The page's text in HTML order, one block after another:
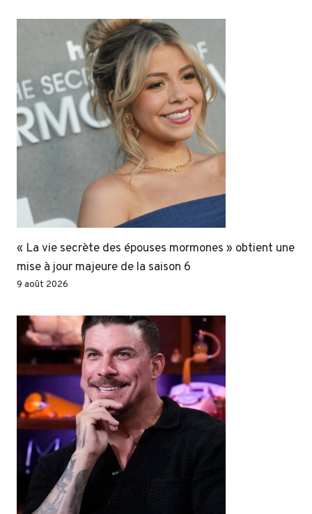
« La vie secrète des épouses mormones » obtient une
mise à jour majeure de la saison 6
9 août 2026